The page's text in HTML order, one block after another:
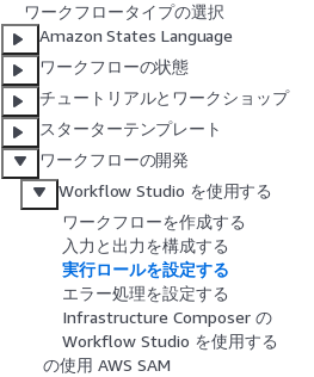
ワークフロータイプの選択
Amazon States Language
ワークフローの状態
チュートリアルとワークショップ
スターターテンプレート
ワークフローの開発
Workflow Studio を使用する
ワークフローを作成する
入力と出力を構成する
実行ロールを設定する
エラー処理を設定する
Infrastructure Composer の
Workflow Studio を使用する
の使用 AWS SAM